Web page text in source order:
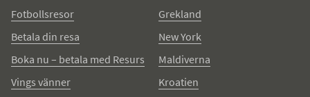
Fotbollsresor
Betala din resa
Boka nu – betala med Resurs
Vings vänner
Grekland
New York
Maldiverna
Kroatien